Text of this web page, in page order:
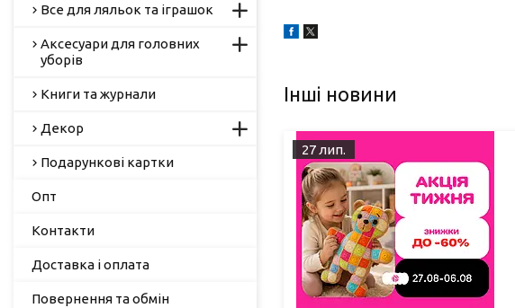
Інші новини
27 лип.
Все для ляльок та іграшок
Аксесуари для головних
уборів
Книги та журнали
Декор
Подарункові картки
Опт
Контакти
Доставка і оплата
Повернення та обмін